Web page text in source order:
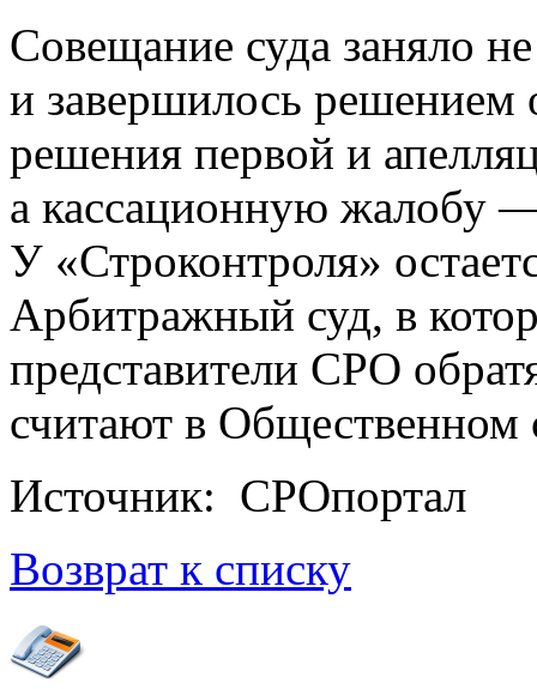
Совещание суда заняло
и завершилось решением
решения первой и
а кассационную жалобу
У «Строконтроля»
Арбитражный суд, в
представители СРО
считают в Общественном
Источник: СРОпортал
Возврат к списку